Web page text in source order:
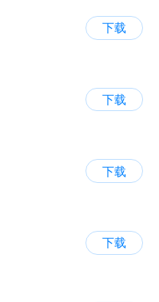
下载
下载
下载
下载